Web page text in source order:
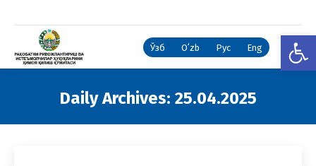
Ўзб Oʻzb Рус Eng
Daily Archives: 25.04.2025